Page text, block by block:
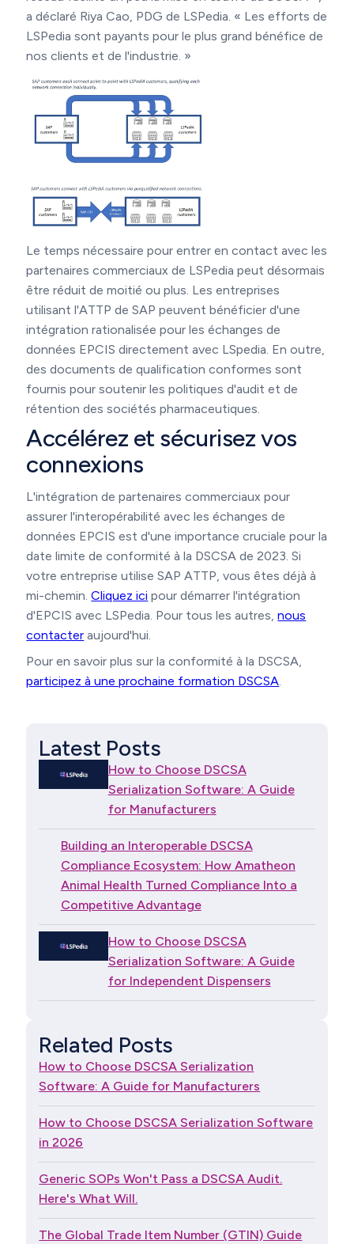
a déclaré Riya Cao, PDG de LSPedia. « Les efforts de
LSPedia sont payants pour le plus grand bénéfice de
nos clients et de l'industrie. »
Le temps nécessaire pour entrer en contact avec les
partenaires commerciaux de LSPedia peut désormais
être réduit de moitié ou plus. Les entreprises
utilisant l'ATTP de SAP peuvent bénéficier d'une
intégration rationalisée pour les échanges de
données EPCIS directement avec LSpedia. En outre,
des documents de qualification conformes sont
fournis pour soutenir les politiques d'audit et de
rétention des sociétés pharmaceutiques.
Accélérez et sécurisez vos
connexions
L'intégration de partenaires commerciaux pour
assurer l'interopérabilité avec les échanges de
données EPCIS est d'une importance cruciale pour la
date limite de conformité à la DSCSA de 2023. Si
votre entreprise utilise SAP ATTP, vous êtes déjà à
mi-chemin.Cliquez ici pour démarrer l'intégration
d'EPCIS avec LSPedia. Pour tous les autres,nous
contacter aujourd'hui.
Pour en savoir plus sur la conformité à la DSCSA,
participez à une prochaine formation DSCSA.
Latest Posts
How to Choose DSCSA
Serialization Software: A Guide
for Manufacturers
Building an Interoperable DSCSA
Compliance Ecosystem: How Amatheon
Animal Health Turned Compliance Into a
Competitive Advantage
How to Choose DSCSA
Serialization Software: A Guide
for Independent Dispensers
Related Posts
How to Choose DSCSA Serialization
Software: A Guide for Manufacturers
How to Choose DSCSA Serialization Software
in 2026
Generic SOPs Won't Pass a DSCSA Audit.
Here's What Will.
The Global Trade Item Number (GTIN) Guide